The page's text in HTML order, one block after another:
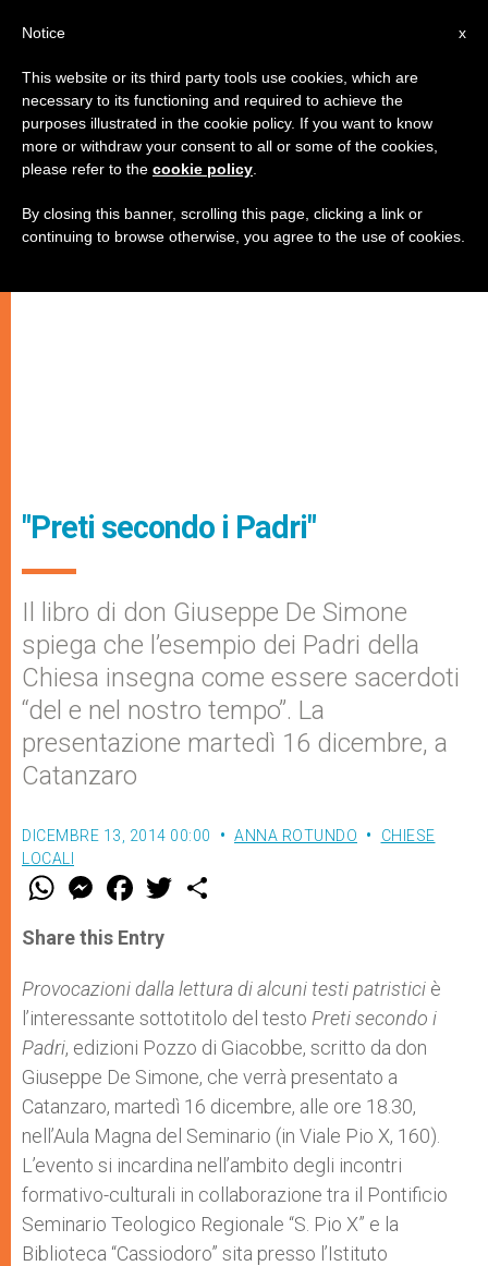
"Preti secondo i Padri"
Il libro di don Giuseppe De Simone
spiega che l’esempio dei Padri della
Chiesa insegna come essere sacerdoti
“del e nel nostro tempo”. La
presentazione martedì 16 dicembre, a
Catanzaro
DICEMBRE 13, 2014 00:00 ANNA ROTUNDO
CHIESE
LOCALI
W
t
s
p
p
M
e
s
e
g
e
r
F
a
e
b
o
k
w
r
Share this Entry
Provocazioni dalla lettura di alcuni testi patristici è
l’interessante sottotitolo del testo Preti secondo i
Padri, edizioni Pozzo di Giacobbe, scritto da don
Giuseppe De Simone, che verrà presentato a
Catanzaro, martedì 16 dicembre, alle ore 18.30,
nell’Aula Magna del Seminario (in Viale Pio X, 160).
L’evento si incardina nell’ambito degli incontri
formativo-culturali in collaborazione tra il Pontificio
Seminario Teologico Regionale “S. Pio X” e la
Biblioteca “Cassiodoro” sita presso l’Istituto
x
Notice
This website or its third party tools use cookies, which are
necessary to its functioning and required to achieve the
purposes illustrated in the cookie policy. If you want to know
more or withdraw your consent to all or some of the cookies,
please refer to the cookie policy
By closing this banner, scrolling this page, clicking a link or
continuing to browse otherwise, you agree to the use of cookies.